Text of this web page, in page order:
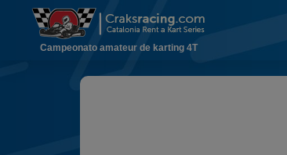
Campeonato amateur de karting 4T